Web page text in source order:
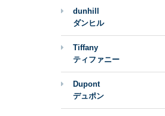
dunhill
ダンヒル
Tiffany
ティファニー
Dupont
デュポン